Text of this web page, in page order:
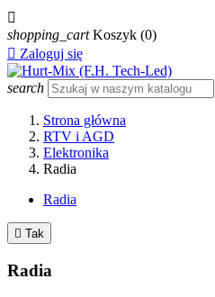

shopping_cart Koszyk (0)
 Zaloguj się
search
Strona główna
RTV i AGD
Elektronika
Radia
Radia
 Tak
Radia